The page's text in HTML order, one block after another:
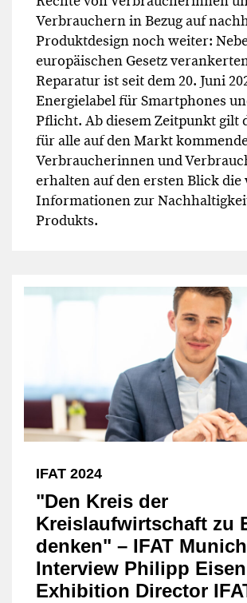
Verbrauchern in Bezug auf
Produktdesign noch weiter:
europäischen Gesetz
Reparatur ist seit dem 20. Juni
Energielabel für Smartphones
Pflicht. Ab diesem Zeitpunkt gilt
für alle auf den Markt
Verbraucherinnen und
erhalten auf den ersten Blick
Informationen zur
Produkts.
IFAT 2024
"Den Kreis der
Kreislaufwirtschaft zu
denken" – IFAT
Interview Philipp
Exhibition Director